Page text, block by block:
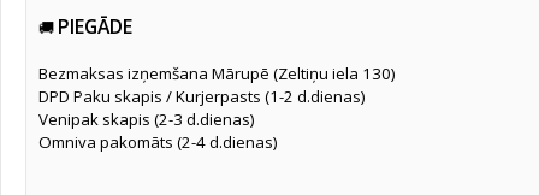
Urbji metālam
Urbji betonam(531)
Urbji flīzēm (102)
🚚 PIEGĀDE
Bezmaksas izņemšana Mārupē (Zeltiņu iela 130)
DPD Paku skapis / Kurjerpasts (1-2 d.dienas)
Venipak skapis (2-3 d.dienas)
Omniva pakomāts (2-4 d.dienas)